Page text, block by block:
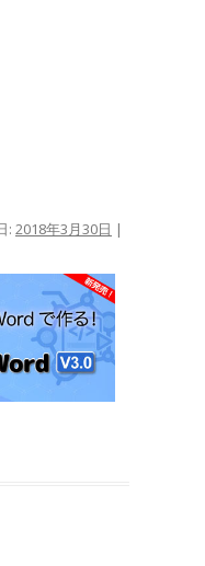
: 2018年3月30日 |